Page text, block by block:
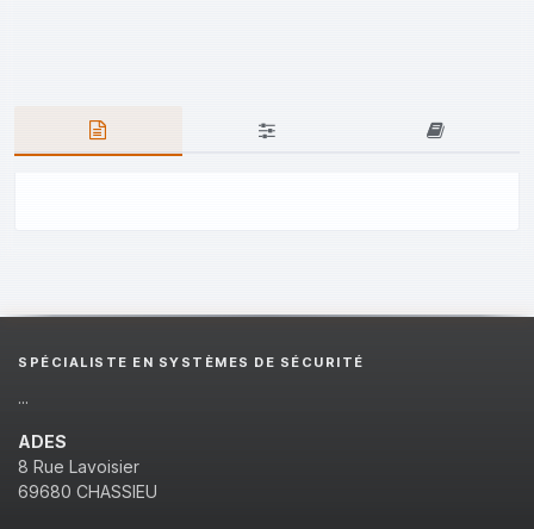
SPÉCIALISTE EN SYSTÈMES DE SÉCURITÉ
...
ADES
8 Rue Lavoisier
69680 CHASSIEU